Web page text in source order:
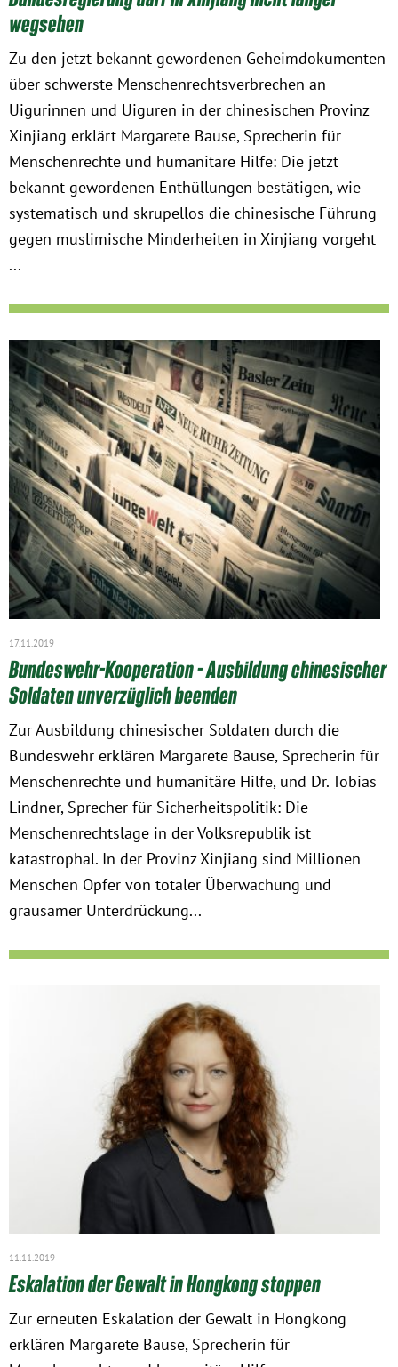
Instagram
wegsehen
Zu den jetzt bekannt gewordenen Geheimdokumenten
über schwerste Menschenrechtsverbrechen an
Uigurinnen und Uiguren in der chinesischen Provinz
Xinjiang erklärt Margarete Bause, Sprecherin für
Menschenrechte und humanitäre Hilfe: Die jetzt
bekannt gewordenen Enthüllungen bestätigen, wie
systematisch und skrupellos die chinesische Führung
gegen muslimische Minderheiten in Xinjiang vorgeht
...
17.11.2019
Bundeswehr-Kooperation - Ausbildung chinesischer
Soldaten unverzüglich beenden
Zur Ausbildung chinesischer Soldaten durch die
Bundeswehr erklären Margarete Bause, Sprecherin für
Menschenrechte und humanitäre Hilfe, und Dr. Tobias
Lindner, Sprecher für Sicherheitspolitik: Die
Menschenrechtslage in der Volksrepublik ist
katastrophal. In der Provinz Xinjiang sind Millionen
Menschen Opfer von totaler Überwachung und
grausamer Unterdrückung...
11.11.2019
Eskalation der Gewalt in Hongkong stoppen
Zur erneuten Eskalation der Gewalt in Hongkong
erklären Margarete Bause, Sprecherin für